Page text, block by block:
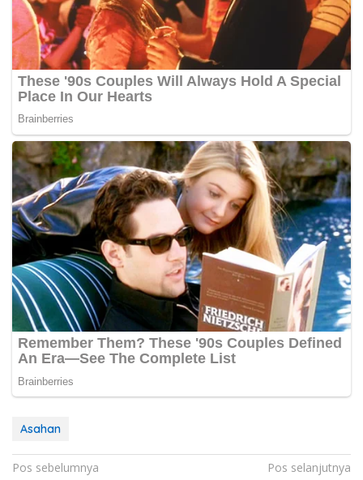
Asahan
Navigasi
Pos sebelumnya
Pos selanjutnya